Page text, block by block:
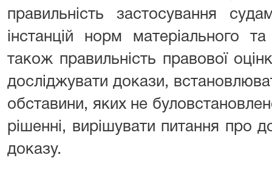
правильність застосування
інстанцій норм матеріального
також правильність правової
досліджувати докази,
обставини, яких не
рішенні, вирішувати питання про
доказу.